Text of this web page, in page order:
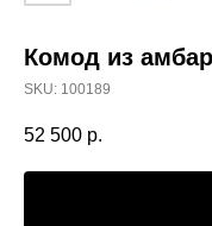
Комод из
SKU: 100189
52 500 р.